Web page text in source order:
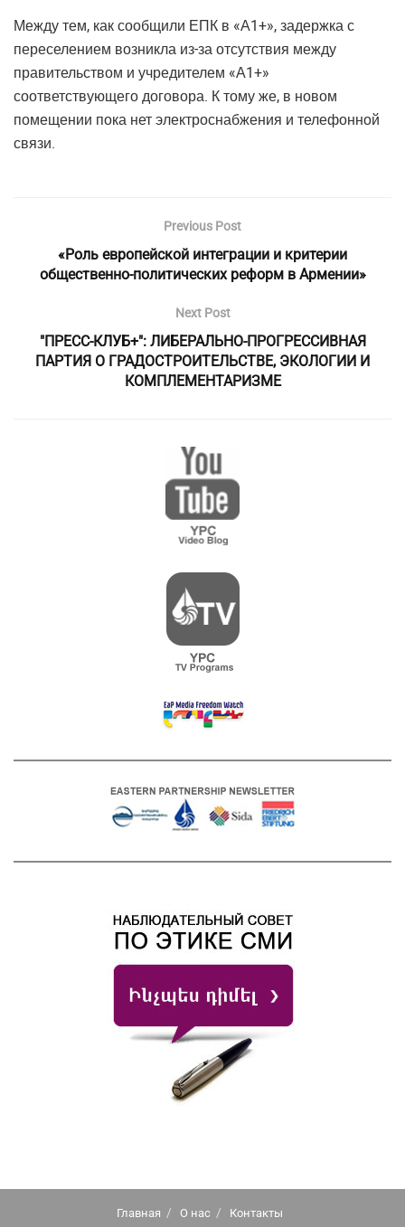
Между тем, как сообщили ЕПК в «А1+», задержка с
переселением возникла из-за отсутствия между
правительством и учредителем «А1+»
соответствующего договора. К тому же, в новом
помещении пока нет электроснабжения и телефонной
связи.
Previous Post
«Роль европейской интеграции и критерии
общественно-политических реформ в Армении»
Next Post
"ПРЕСС-КЛУБ+": ЛИБЕРАЛЬНО-ПРОГРЕССИВНАЯ
ПАРТИЯ О ГРАДОСТРОИТЕЛЬСТВЕ, ЭКОЛОГИИ И
КОМПЛЕМЕНТАРИЗМЕ
Главная О нас Контакты